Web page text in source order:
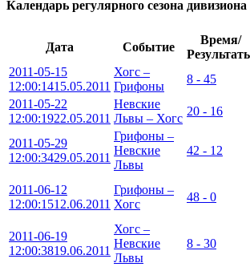
Календарь регулярного сезона
Дата Событие
Время/
2011-05-15
12:00:1415.05.2011
Хогс –
Грифоны
8 - 45
2011-05-22
12:00:1922.05.2011
Невские
Львы – Хогс
20 - 16
2011-05-29
12:00:3429.05.2011
Грифоны –
Невские
Львы
42 - 12
2011-06-12
12:00:1512.06.2011
Грифоны –
Хогс
48 - 0
2011-06-19
12:00:3819.06.2011
Хогс –
Невские
Львы
8 - 30